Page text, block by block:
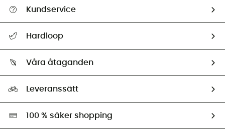
Kundservice
Retur & återbetalning
Hardloop
Ambassadörer
Våra åtaganden
Miljöanpassat urval
Leveranssätt
100 % säker shopping